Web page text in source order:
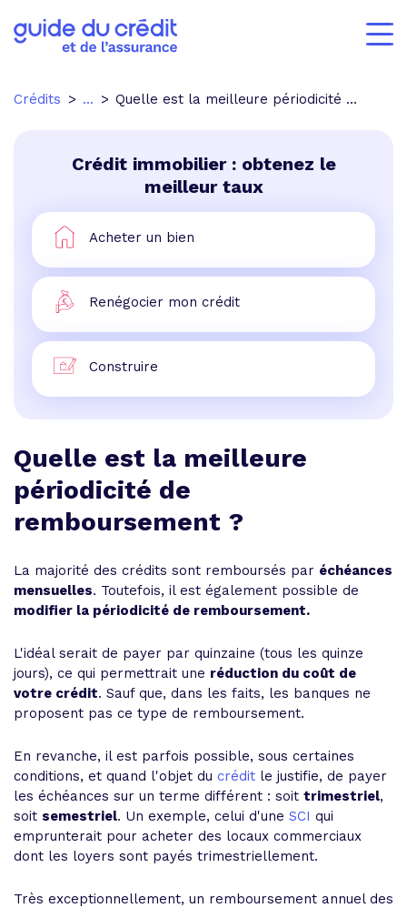
Crédits ... Quelle est la meilleure périodicité de remboursement ?
Crédit immobilier : obtenez le
meilleur taux
Acheter un bien
Renégocier mon crédit
Construire
Quelle est la meilleure
périodicité de
remboursement ?
La majorité des crédits sont remboursés par échéances
mensuelles. Toutefois, il est également possible de
modifier la périodicité de remboursement.
L'idéal serait de payer par quinzaine (tous les quinze
jours), ce qui permettrait une réduction du coût de
votre crédit. Sauf que, dans les faits, les banques ne
proposent pas ce type de remboursement.
En revanche, il est parfois possible, sous certaines
conditions, et quand l'objet du crédit le justifie, de payer
les échéances sur un terme différent : soit trimestriel,
soit semestriel. Un exemple, celui d'une SCI qui
emprunterait pour acheter des locaux commerciaux
dont les loyers sont payés trimestriellement.
Très exceptionnellement, un remboursement annuel des